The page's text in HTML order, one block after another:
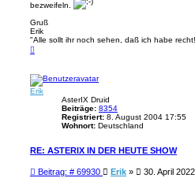
bezweifeln.
Gruß
Erik
"Alle sollt ihr noch sehen, daß ich habe
a
h
o
b
Erik
AsterIX Druid
Beiträge: 8354
Registriert: 8. August 2004 17:55
Wohnort: Deutschland
RE: ASTERIX IN DER HEUTE SHOW
Beitrag: # 69930B Erik » 30. April